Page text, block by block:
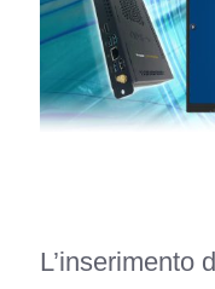
L’inserimento